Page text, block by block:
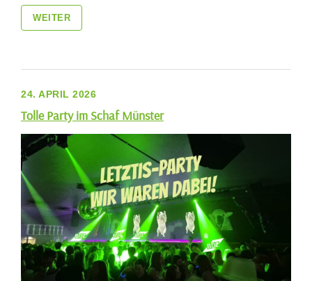
WEITER
24. APRIL 2026
Tolle Party im Schaf Münster